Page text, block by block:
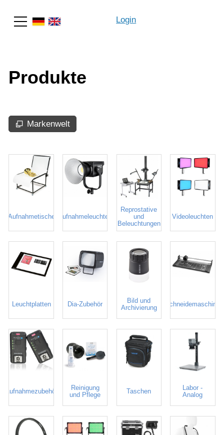
Login
Produkte
Markenwelt
Aufnahmetische Aufnahmeleuchten
Reprostative
und
Beleuchtungen
Videoleuchten
Leuchtplatten Dia-Zubehör
Bild und
Archivierung
Schneidemaschine
Aufnahmezubehör
Reinigung
und Pflege
Taschen
Labor -
Analog